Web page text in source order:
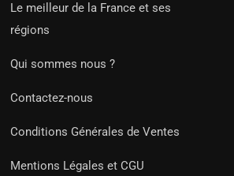
Le meilleur de la France et ses
régions
Qui sommes nous ?
Contactez-nous
Conditions Générales de Ventes
Mentions Légales et CGU